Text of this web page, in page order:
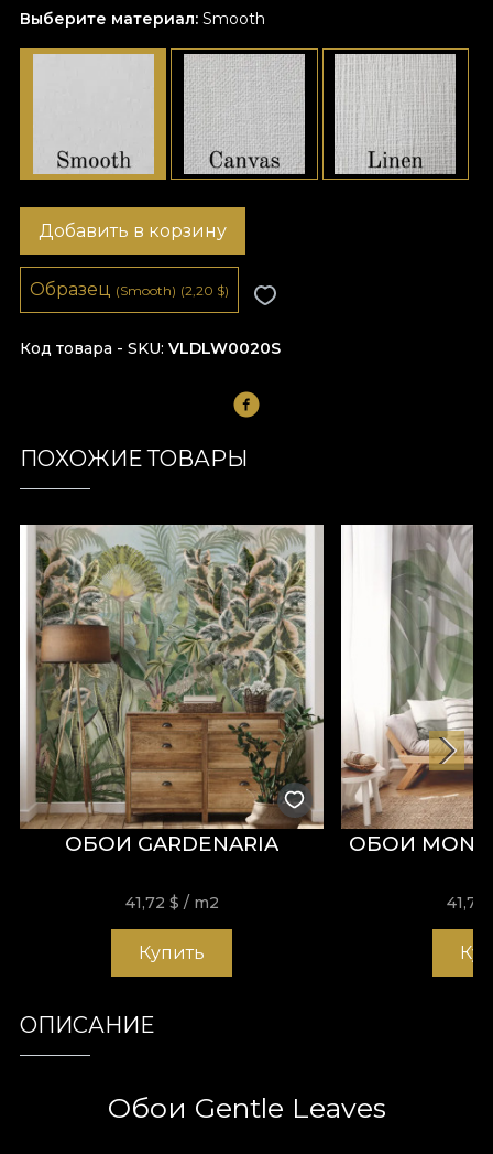
Выберите материал: Smooth
Код товара - SKU VLDLW0020S
Добавить в корзину
Образец (Smooth) (2,20 $)
ПОХОЖИЕ ТОВАРЫ
ОБОИ GARDENARIA
41,72 $ / m2
Купить
ОБОИ
41,72
ОПИСАНИЕ
Обои Gentle Leaves